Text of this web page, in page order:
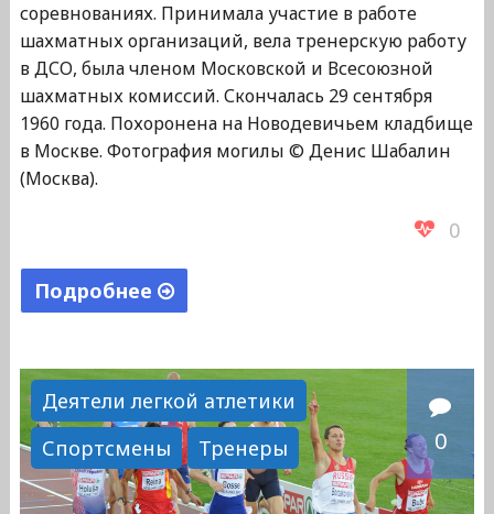
соревнованиях. Принимала участие в работе
шахматных организаций, вела тренерскую работу
в ДСО, была членом Московской и Всесоюзной
шахматных комиссий. Скончалась 29 сентября
1960 года. Похоронена на Новодевичьем кладбище
в Москве. Фотография могилы © Денис Шабалин
(Москва).
0
Подробнее
Мироновна"
Деятели легкой атлетики
Спортсмены
Тренеры 0